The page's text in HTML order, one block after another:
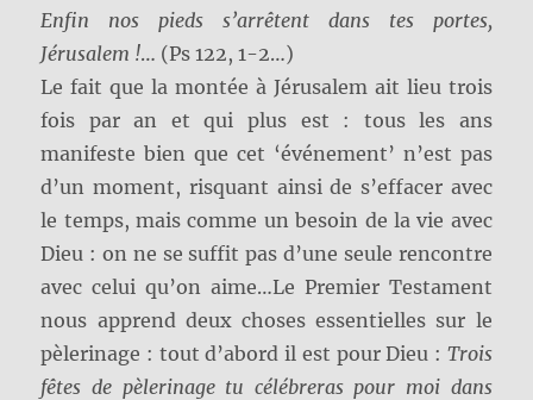
Enfin nos pieds s’arrêtent dans tes portes,
Jérusalem !… (Ps 122, 1-2…)
Le fait que la montée à Jérusalem ait lieu trois
fois par an et qui plus est : tous les ans
manifeste bien que cet ‘événement’ n’est pas
d’un moment, risquant ainsi de s’effacer avec
le temps, mais comme un besoin de la vie avec
Dieu : on ne se suffit pas d’une seule rencontre
avec celui qu’on aime…Le Premier Testament
nous apprend deux choses essentielles sur le
pèlerinage : tout d’abord il est pour Dieu : Trois
fêtes de pèlerinage tu célébreras pour moi dans